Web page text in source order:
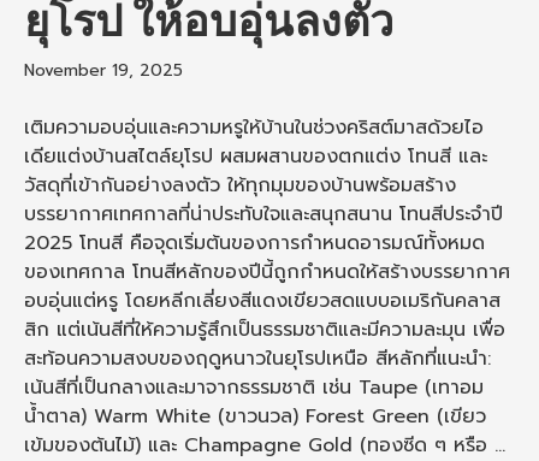
ยุโรป ให้อบอุ่นลงตัว
November 19, 2025
เติมความอบอุ่นและความหรูให้บ้านในช่วงคริสต์มาสด้วยไอ
เดียแต่งบ้านสไตล์ยุโรป ผสมผสานของตกแต่ง โทนสี และ
วัสดุที่เข้ากันอย่างลงตัว ให้ทุกมุมของบ้านพร้อมสร้าง
บรรยากาศเทศกาลที่น่าประทับใจและสนุกสนาน โทนสีประจำปี
2025 โทนสี คือจุดเริ่มต้นของการกำหนดอารมณ์ทั้งหมด
ของเทศกาล โทนสีหลักของปีนี้ถูกกำหนดให้สร้างบรรยากาศ
อบอุ่นแต่หรู โดยหลีกเลี่ยงสีแดงเขียวสดแบบอเมริกันคลาส
สิก แต่เน้นสีที่ให้ความรู้สึกเป็นธรรมชาติและมีความละมุน เพื่อ
สะท้อนความสงบของฤดูหนาวในยุโรปเหนือ สีหลักที่แนะนำ:
เน้นสีที่เป็นกลางและมาจากธรรมชาติ เช่น Taupe (เทาอม
น้ำตาล) Warm White (ขาวนวล) Forest Green (เขียว
เข้มของต้นไม้) และ Champagne Gold (ทองซีด ๆ หรือ …